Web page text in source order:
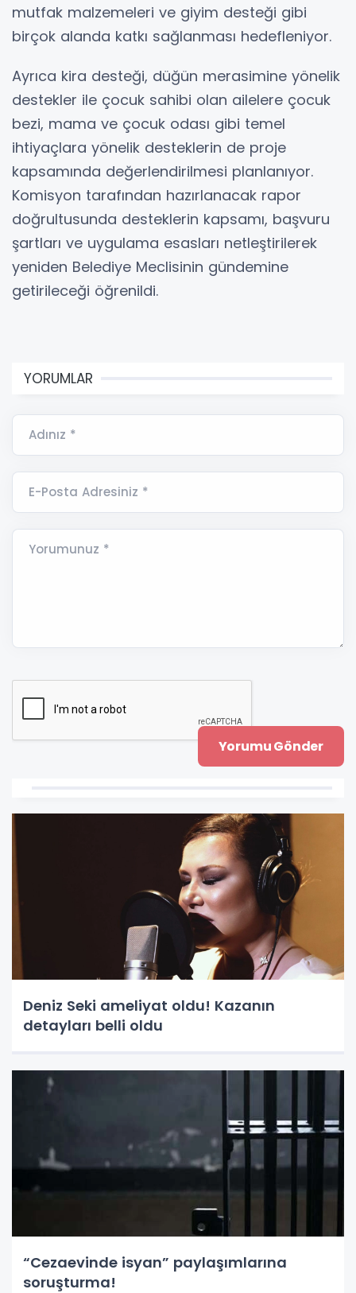
mutfak malzemeleri ve giyim desteği gibi
birçok alanda katkı sağlanması hedefleniyor.
Ayrıca kira desteği, düğün merasimine yönelik
destekler ile çocuk sahibi olan ailelere çocuk
bezi, mama ve çocuk odası gibi temel
ihtiyaçlara yönelik desteklerin de proje
kapsamında değerlendirilmesi planlanıyor.
Komisyon tarafından hazırlanacak rapor
doğrultusunda desteklerin kapsamı, başvuru
şartları ve uygulama esasları netleştirilerek
yeniden Belediye Meclisinin gündemine
getirileceği öğrenildi.
YORUMLAR
Adınız *
E-Posta Adresiniz *
Yorumunuz *
Deniz Seki ameliyat oldu! Kazanın
detayları belli oldu
“Cezaevinde isyan” paylaşımlarına
soruşturma!